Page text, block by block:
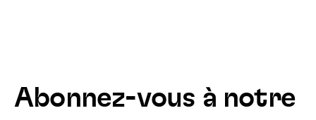
Abonnez-vous à notre